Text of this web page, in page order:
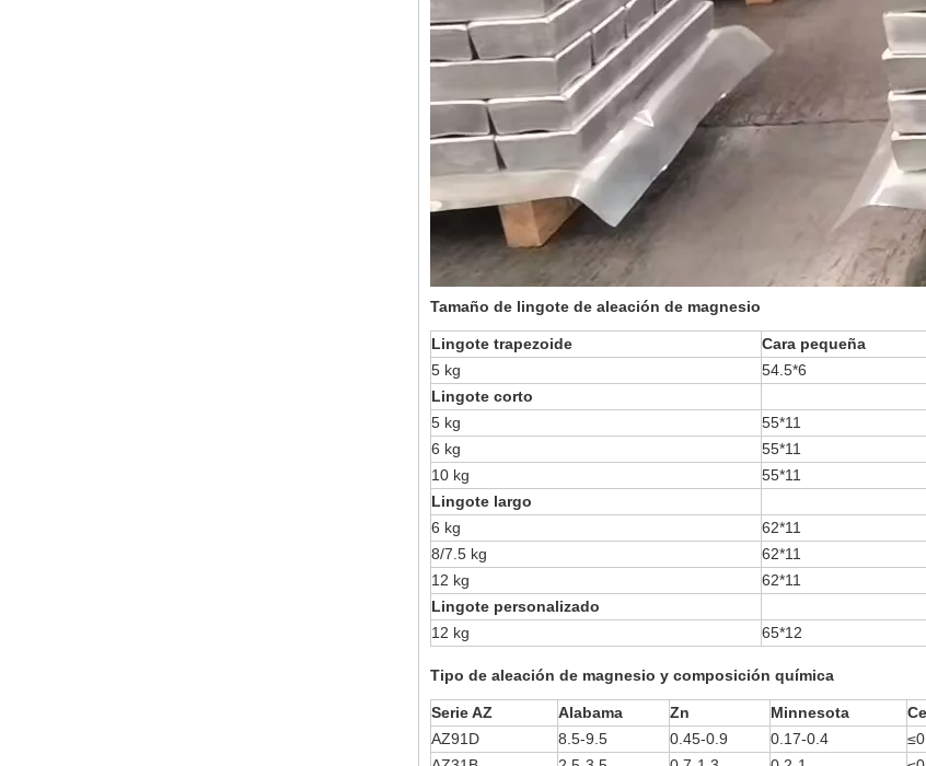
Tamaño de lingote de aleación de magnesio
Lingote trapezoide Cara pequeña
5 kg
54.5*6
Lingote corto
5 kg
55*11
6 kg
55*11
10 kg
55*11
Lingote largo
6 kg
62*11
8/7.5 kg
62*11
12 kg
62*11
Lingote personalizado
12 kg
65*12
Tipo de aleación de magnesio y composición química
Serie AZ Alabama Zn Minnesota
AZ91D
8.5-9.5 0.45-0.9 0.17-0.4